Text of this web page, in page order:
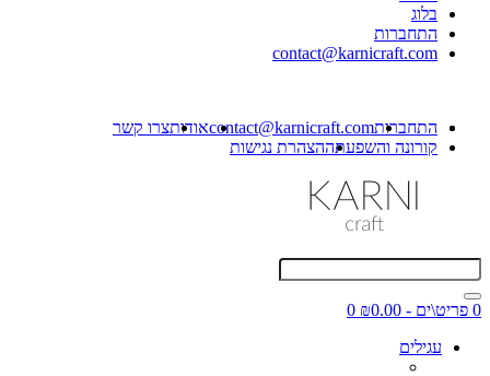
בלוג
התחברות
contact@karnicraft.com
התחברותcontact@karnicraft.comאודותצרו קשר
קורונה והשפעתההצהרת נגישות
0 פריט\ים - ₪0.00
0
עגילים